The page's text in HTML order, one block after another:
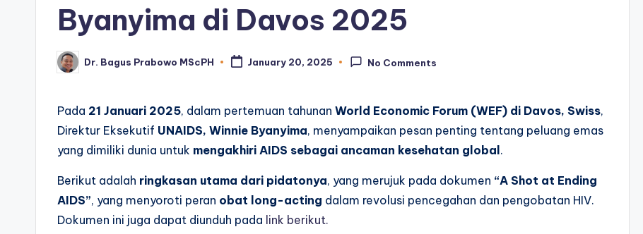
Byanyima di Davos 2025
Posted
by
Dr. Bagus Prabowo MScPH January 20, 2025 No Comments
Pada 21 Januari 2025, dalam pertemuan tahunan World Economic Forum (WEF) di Davos, Swiss,
Direktur Eksekutif UNAIDS, Winnie Byanyima, menyampaikan pesan penting tentang peluang emas
yang dimiliki dunia untuk mengakhiri AIDS sebagai ancaman kesehatan global .
Berikut adalah ringkasan utama dari pidatonya, yang merujuk pada dokumen “A Shot at Ending
AIDS”, yang menyoroti peran obat long-acting dalam revolusi pencegahan dan pengobatan HIV.
Dokumen ini juga dapat diunduh pada link berikut.